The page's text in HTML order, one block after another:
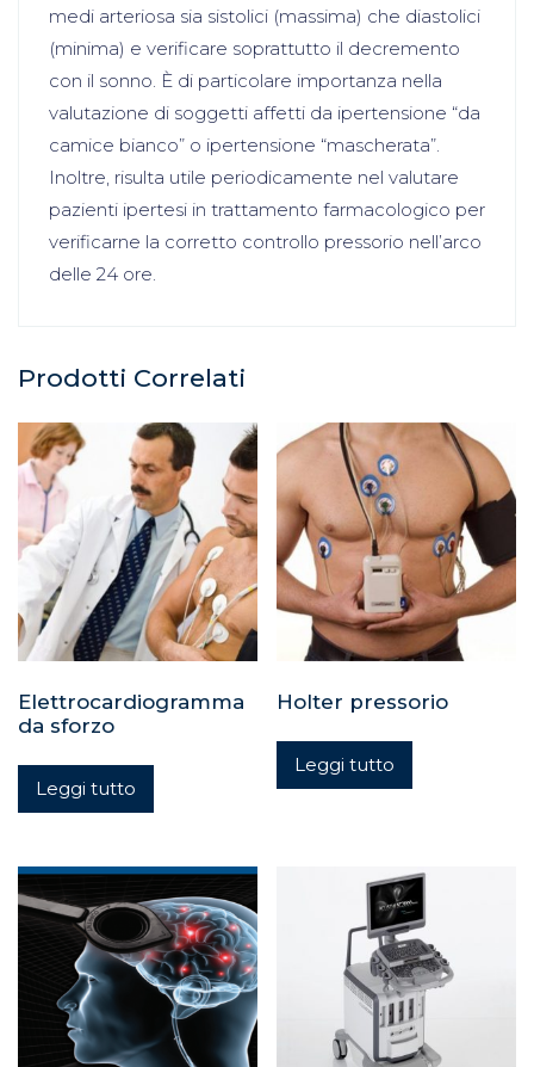
medi arteriosa sia sistolici (massima) che diastolici
(minima) e verificare soprattutto il decremento
con il sonno. È di particolare importanza nella
valutazione di soggetti affetti da ipertensione “da
camice bianco” o ipertensione “mascherata”.
Inoltre, risulta utile periodicamente nel valutare
pazienti ipertesi in trattamento farmacologico per
verificarne la corretto controllo pressorio nell’arco
delle 24 ore.
Prodotti Correlati
Elettrocardiogramma
da sforzo
Leggi tutto
Holter pressorio
Leggi tutto